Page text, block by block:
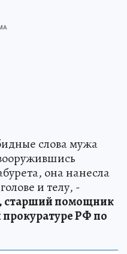
слова мужа
она нанесла
и телу, -
старший помощник
РФ по